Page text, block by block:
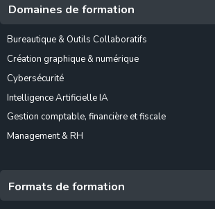
Domaines de formation
Bureautique & Outils Collaboratifs
Création graphique & numérique
Cybersécurité
Intelligence Artificielle IA
Gestion comptable, financière et fiscale
Management & RH
Formats de formation